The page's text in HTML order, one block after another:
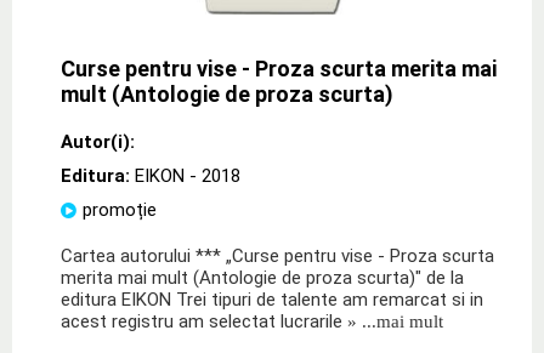
Curse pentru vise - Proza scurta merita mai
mult (Antologie de proza scurta)
Autor(i):
Editura: EIKON - 2018
promoție
Cartea autorului *** „Curse pentru vise - Proza scurta
merita mai mult (Antologie de proza scurta)" de la
editura EIKON Trei tipuri de talente am remarcat si in
acest registru am selectat lucrarile » ...mai mult